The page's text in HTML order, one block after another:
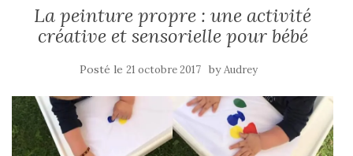
La peinture propre : une activité
créative et sensorielle pour bébé
Posté le 21 octobre 2017 byAudrey